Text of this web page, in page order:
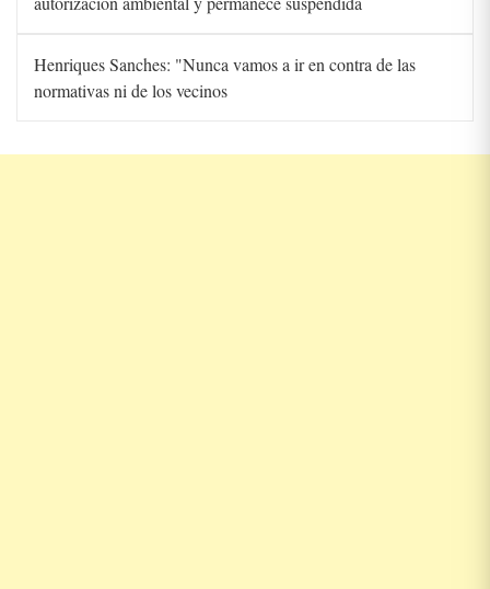
Henriques Sanches: "Nunca vamos a ir en contra de las
normativas ni de los vecinos